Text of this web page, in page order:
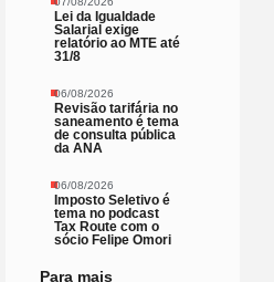
Lei da Igualdade
Salarial exige
relatório ao MTE até
31/8
06/08/2026
Revisão tarifária no
saneamento é tema
de consulta pública
da ANA
06/08/2026
Imposto Seletivo é
tema no podcast
Tax Route com o
sócio Felipe Omori
Para mais